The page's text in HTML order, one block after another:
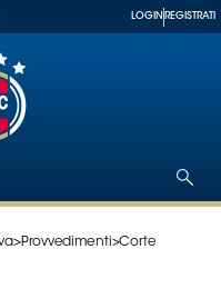
LOGIN REGISTRATI
>Provvedimenti>Corte